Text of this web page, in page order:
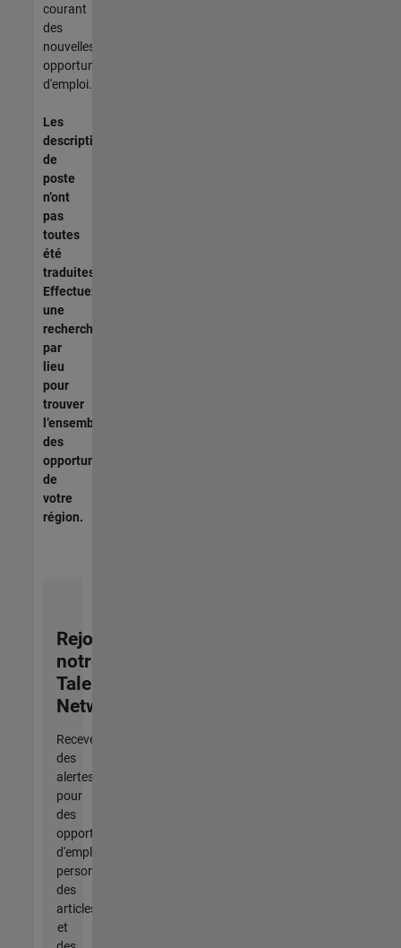
courant
des
nouvelles
opportunités
d'emploi.
Les
descriptions
de
poste
n’ont
pas
toutes
été
traduites.
Effectuez
une
recherche
par
lieu
pour
trouver
l’ensemble
des
opportunités
de
votre
région.
Rejoignez
notre
Talent
Network
Recevez
des
alertes
pour
des
opportunités
d'emploi
personnalisées,
des
articles
et